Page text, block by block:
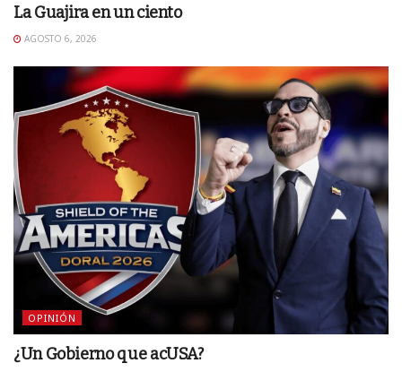
La Guajira en un ciento
AGOSTO 6, 2026
OPINIÓN
¿Un Gobierno que acUSA?